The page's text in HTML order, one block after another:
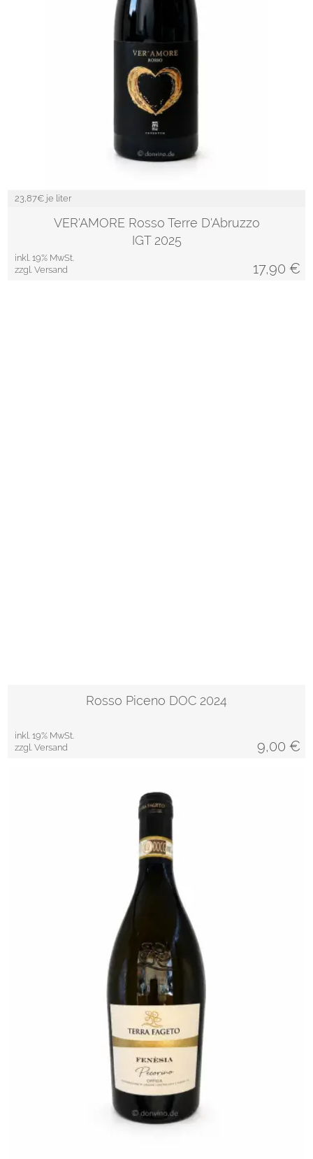
23,87€ je liter
VER'AMORE Rosso Terre D'Abruzzo
IGT 2025
inkl. 19% MwSt.
zzgl. Versand
17,90 €
Rosso Piceno DOC 2024
inkl. 19% MwSt.
zzgl. Versand
9,00 €